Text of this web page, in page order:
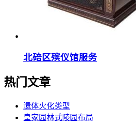
北碚区殡仪馆服务
热门文章
遗体火化类型
皇家园林式陵园布局